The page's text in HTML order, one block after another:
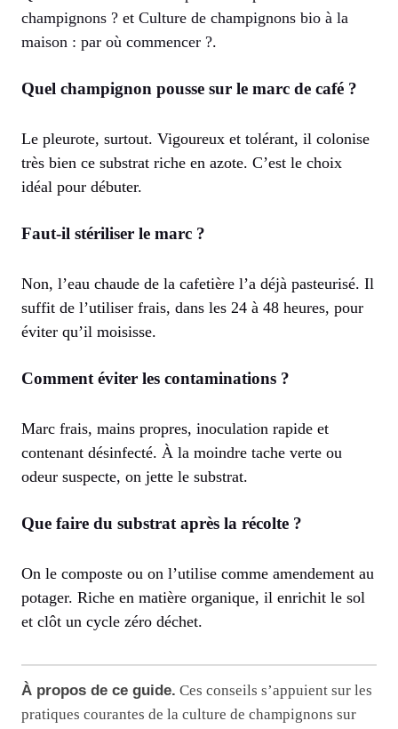
champignons ? et Culture de champignons bio à la
maison : par où commencer ?.
Quel champignon pousse sur le marc de café ?
Le pleurote, surtout. Vigoureux et tolérant, il colonise
très bien ce substrat riche en azote. C’est le choix
idéal pour débuter.
Faut-il stériliser le marc ?
Non, l’eau chaude de la cafetière l’a déjà pasteurisé. Il
suffit de l’utiliser frais, dans les 24 à 48 heures, pour
éviter qu’il moisisse.
Comment éviter les contaminations ?
Marc frais, mains propres, inoculation rapide et
contenant désinfecté. À la moindre tache verte ou
odeur suspecte, on jette le substrat.
Que faire du substrat après la récolte ?
On le composte ou on l’utilise comme amendement au
potager. Riche en matière organique, il enrichit le sol
et clôt un cycle zéro déchet.
À propos de ce guide. Ces conseils s’appuient sur les
pratiques courantes de la culture de champignons sur